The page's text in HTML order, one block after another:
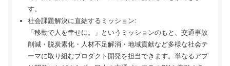
す。
社会課題解決に直結するミッション:
「移動で人を幸せに。」というミッションのもと、交通事故
削減・脱炭素化・人材不足解消・地域貢献など多様な社会テ
ーマに取り組むプロダクト開発を担当できます。単なるアプ